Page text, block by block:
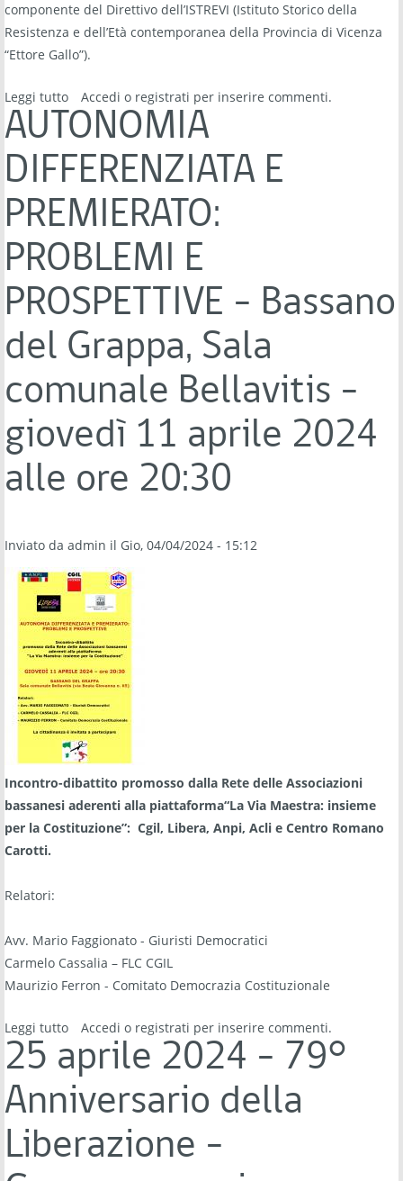
componente del Direttivo dell’ISTREVI (Istituto Storico della
Resistenza e dell’Età contemporanea della Provincia di Vicenza
“Ettore Gallo”).
Leggi tutto su Commemorazione dell'Eccidio di S. Michele - S.
Michele di Bassano del Grappa, mercoledì 1 maggio
2024 alle ore 9:30
Accedi o registrati per inserire commenti.
AUTONOMIA
DIFFERENZIATA E
PREMIERATO:
PROBLEMI E
PROSPETTIVE - Bassano
del Grappa, Sala
comunale Bellavitis -
giovedì 11 aprile 2024
alle ore 20:30
Inviato da admin il Gio, 04/04/2024 - 15:12
Incontro-dibattito promosso dalla Rete delle Associazioni
bassanesi aderenti alla piattaforma“La Via Maestra: insieme
per la Costituzione”: Cgil, Libera, Anpi, Acli e Centro Romano
Carotti.
Relatori:
Avv. Mario Faggionato - Giuristi Democratici
Carmelo Cassalia – FLC CGIL
Maurizio Ferron - Comitato Democrazia Costituzionale
Leggi tutto su AUTONOMIA DIFFERENZIATA E PREMIERATO:
PROBLEMI E PROSPETTIVE - Bassano del Grappa, Sala
comunale Bellavitis - giovedì 11 aprile 2024 alle ore
20:30
Accedi o registrati per inserire commenti.
25 aprile 2024 - 79°
Anniversario della
Liberazione -